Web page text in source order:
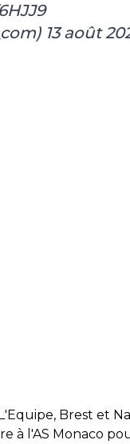
13 août
Brest et
à l'AS Monaco